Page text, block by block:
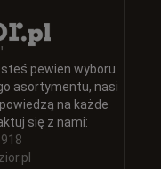
pewien wyboru
asortymentu, nasi
na każde
się z nami: